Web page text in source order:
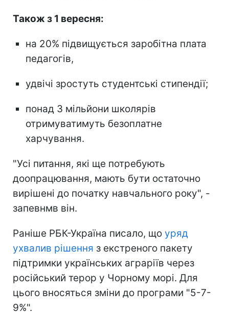
Також з 1 вересня:
на 20% підвищується заробітна плата
педагогів,
удвічі зростуть студентські стипендії;
понад 3 мільйони школярів
отримуватимуть безоплатне
харчування.
"Усі питання, які ще потребують
доопрацювання, мають бути остаточно
вирішені до початку навчального року", -
запевнмв він.
Раніше РБК-Україна писало, що уряд
ухвалив рішення з екстреного пакету
підтримки українських аграріїв через
російський терор у Чорному морі. Для
цього вносяться зміни до програми "5-7-
9%".